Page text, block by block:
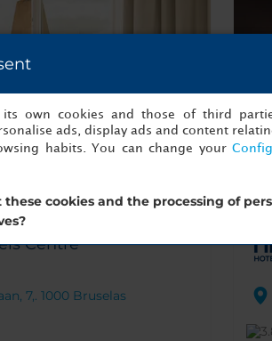
Centre
7,. 1000 Bruselas
its own cookies and those of third
ads, display ads and content
habits. You can change your
these cookies and the processing of